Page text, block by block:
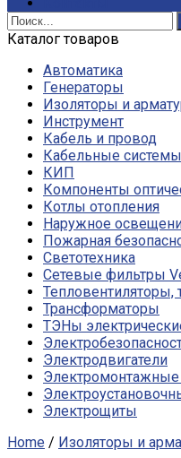
Каталог товаров
Автоматика
Генераторы
Изоляторы и
Инструмент
Кабель и провод
Кабельные
КИП
Компоненты
Котлы отопления
Наружное
Пожарная
Светотехника
Сетевые фильтры
Трансформаторы
ТЭНы
Электродвигатели
Электромонтажные
Электрощиты
Home / Изоляторы и